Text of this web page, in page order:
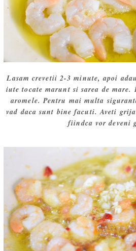
Lasam crevetii 2-3 minute, apoi
iute tocate marunt si sarea de mare.
aromele. Pentru mai multa
vad daca sunt bine facuti. Aveti
fiindca vor deveni